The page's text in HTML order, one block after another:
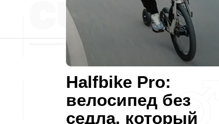
Halfbike Pro:
велосипед без
седла, который